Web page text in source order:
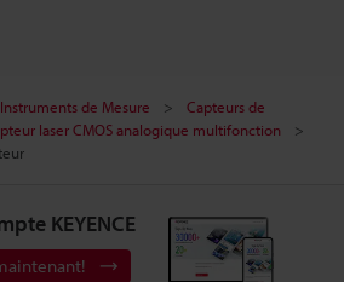
Instruments de Mesure
Capteurs de
laser CMOS analogique multifonction
KEYENCE